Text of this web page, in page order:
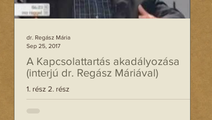
A Kapcsolattartás akadályozása
(interjú dr. Regász Máriával)
1. rész 2. rész
dr. Regász Mária
Sep 25, 2017